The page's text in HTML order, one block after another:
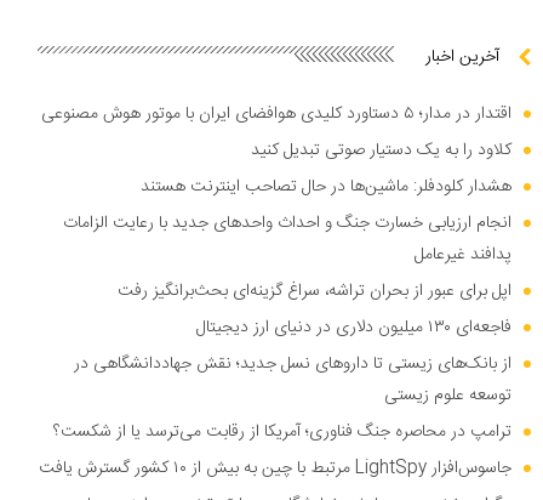
آخرین اخبار
اقتدار در مدار؛ ۵ دستاورد کلیدی هوافضای ایران با موتور هوش مصنوعی
کلاود را به یک دستیار صوتی تبدیل کنید
هشدار کلودفلر: ماشین‌ها در حال تصاحب اینترنت هستند
انجام ارزیابی خسارت جنگ و احداث واحد‌های جدید با رعایت الزامات
پدافند غیرعامل
اپل برای عبور از بحران تراشه، سراغ گزینه‌ای بحث‌برانگیز رفت
فاجعه‌ای ۱۳۰ میلیون دلاری در دنیای ارز دیجیتال
از بانک‌های زیستی تا دارو‌های نسل جدید؛ نقش جهاددانشگاهی در
توسعه علوم زیستی
ترامپ در محاصره جنگ فناوری؛ آمریکا از رقابت می‌ترسد یا از شکست؟
جاسوس‌افزار LightSpy مرتبط با چین به بیش از ۱۰ کشور گسترش یافت